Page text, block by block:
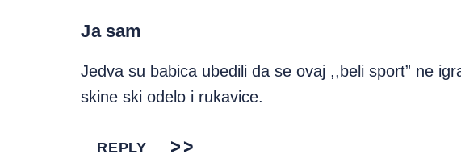
Ja sam
Jedva su babica ubedili da se ovaj ,,beli sport” ne
skine ski odelo i rukavice.
REPLY